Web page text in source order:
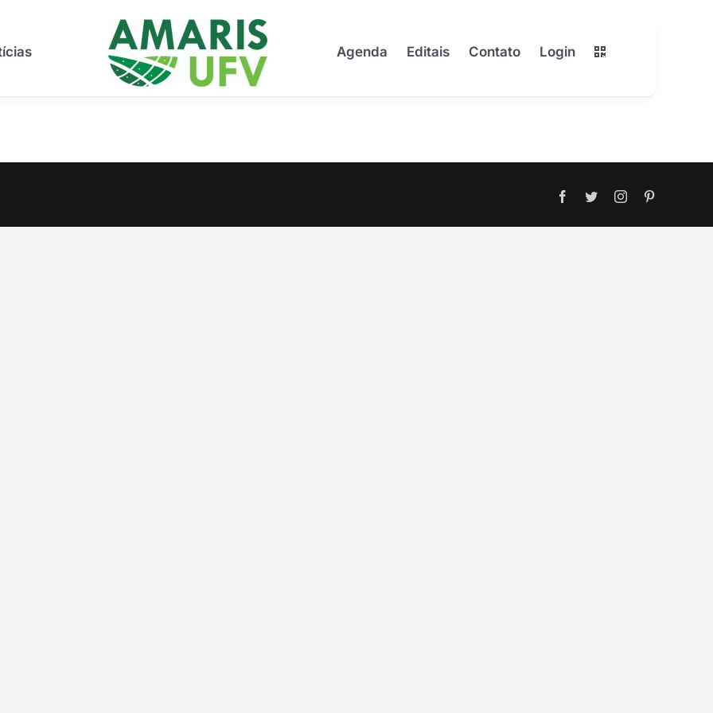
Agenda Editais Contato Login
Facebook
TwitterInstagram